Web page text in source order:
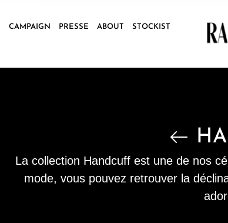
CAMPAIGN PRESSE ABOUT STOCKIST
La collection Handcuff est une de nos
mode, vous pouvez retrouver la